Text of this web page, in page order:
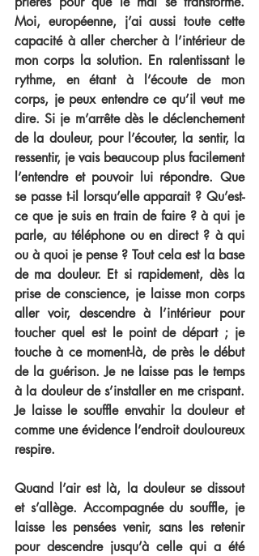
Moi, européenne, j’ai aussi toute cette
capacité à aller chercher à l’intérieur de
mon corps la solution. En ralentissant le
rythme, en étant à l’écoute de mon
corps, je peux entendre ce qu’il veut me
dire. Si je m’arrête dès le déclenchement
de la douleur, pour l’écouter, la sentir, la
ressentir, je vais beaucoup plus facilement
l’entendre et pouvoir lui répondre. Que
se passe t-il lorsqu’elle apparait ? Qu’est-
ce que je suis en train de faire ? à qui je
parle, au téléphone ou en direct ? à qui
ou à quoi je pense ? Tout cela est la base
de ma douleur. Et si rapidement, dès la
prise de conscience, je laisse mon corps
aller voir, descendre à l’intérieur pour
toucher quel est le point de départ ; je
touche à ce moment-là, de près le début
de la guérison. Je ne laisse pas le temps
à la douleur de s’installer en me crispant.
Je laisse le souffle envahir la douleur et
comme une évidence l’endroit douloureux
respire.
Quand l’air est là, la douleur se dissout
et s’allège. Accompagnée du souffle, je
laisse les pensées venir, sans les retenir
pour descendre jusqu’à celle qui a été